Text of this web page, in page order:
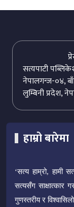
सत्यपाटी
नेपालगन्ज-०४,
लुम्बिनी प्रदेश,
हाम्रो बारेमा
‘सत्य हाम्रो, हामी
सत्यसँग साक्षात्कार
गुणस्तरीय र